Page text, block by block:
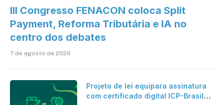
III Congresso FENACON coloca Split
Payment, Reforma Tributária e IA no
centro dos debates
7 de agosto de 2026
Projeto de lei equipara assinatura
com certificado digital ICP-Brasil